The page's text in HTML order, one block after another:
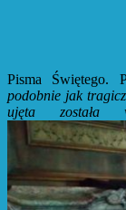
Pisma Świętego.
podobnie jak
ujęta